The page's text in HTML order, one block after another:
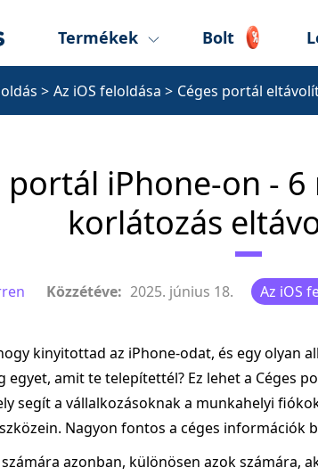
Termékek Bolt
> Az iOS feloldása > Céges portál
portál iPhone-on -
korlátozás
Közzétéve: 2025. június 18. Az iOS
kinyitottad az iPhone-odat, és egy olyan
egyet, amit te telepítettél? Ez lehet a Céges
segít a vállalkozásoknak a munkahelyi
Nagyon fontos a céges információk
azonban, különösen azok számára,